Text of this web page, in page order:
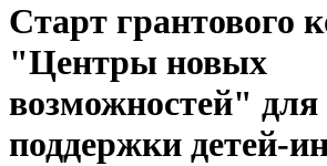
Старт грантового
"Центры новых
возможностей" для
поддержки детей-